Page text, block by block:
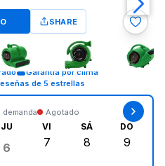
SHARE
Garantía por clima
de 5 estrellas
demanda Agotado
JU VI SÁ DO
4, 2026
agosto 5, 2026
jueves, agosto 6, 2026
6
7
8
9